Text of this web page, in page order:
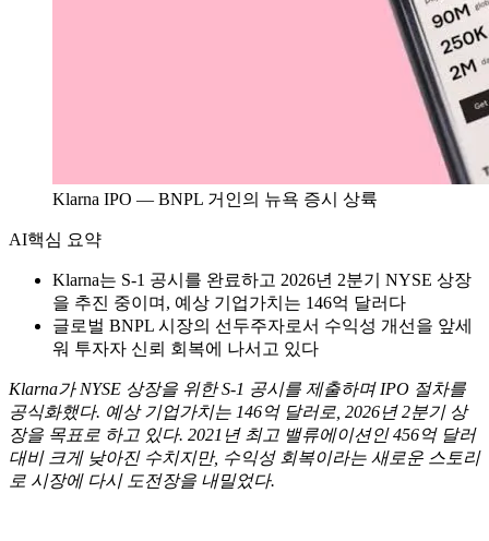
Klarna IPO — BNPL 거인의 뉴욕 증시 상륙
AI핵심 요약
Klarna는 S-1 공시를 완료하고 2026년 2분기 NYSE 상장
을 추진 중이며, 예상 기업가치는 146억 달러다
글로벌 BNPL 시장의 선두주자로서 수익성 개선을 앞세
워 투자자 신뢰 회복에 나서고 있다
Klarna가 NYSE 상장을 위한 S-1 공시를 제출하며 IPO 절차를
공식화했다. 예상 기업가치는 146억 달러로, 2026년 2분기 상
장을 목표로 하고 있다. 2021년 최고 밸류에이션인 456억 달러
대비 크게 낮아진 수치지만, 수익성 회복이라는 새로운 스토리
로 시장에 다시 도전장을 내밀었다.